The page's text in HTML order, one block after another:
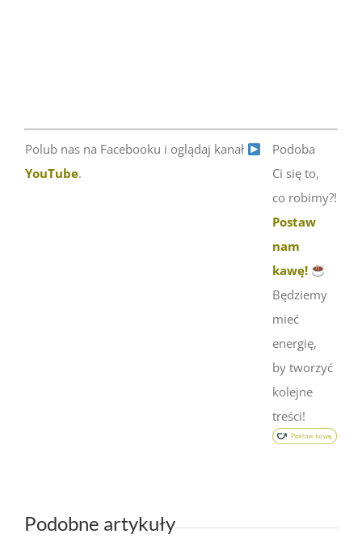
Polub nas na Facebooku i oglądaj kanał
YouTube.
Podoba
Ci się to,
co robimy?!
Postaw
nam
kawę!
Będziemy
mieć
energię,
by tworzyć
kolejne
treści!
Podobne artykuły